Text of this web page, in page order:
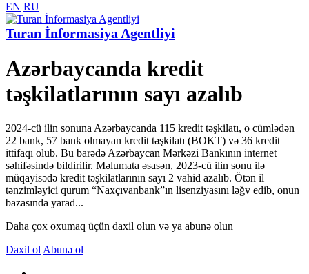
EN RU
Turan İnformasiya Agentliyi
Azərbaycanda kredit
təşkilatlarının sayı azalıb
2024-cü ilin sonuna Azərbaycanda 115 kredit təşkilatı, o cümlədən
22 bank, 57 bank olmayan kredit təşkilatı (BOKT) və 36 kredit
ittifaqı olub. Bu barədə Azərbaycan Mərkəzi Bankının internet
səhifəsində bildirilir. Məlumata əsasən, 2023-cü ilin sonu ilə
müqayisədə kredit təşkilatlarının sayı 2 vahid azalıb. Ötən il
tənzimləyici qurum “Naxçıvanbank”ın lisenziyasını ləğv edib, onun
bazasında yarad...
Daha çox oxumaq üçün daxil olun və ya abunə olun
Daxil ol Abunə ol